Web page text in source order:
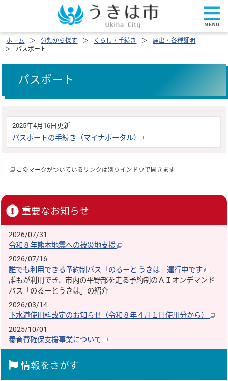
ホーム 分類から探す くらし・手続き
届出・各種証明
パスポート
パスポート
2025年4月16日更新
パスポートの手続き（マイナポータル）
このマークがついているリンクは別ウインドウで開きます
重要なお知らせ
2026/07/31
令和８年熊本地震への被災地支援
2026/07/16
誰でも利用できる予約制バス「のるーと うきは」運行中です
誰もが利用でき、市内の平野部を走る予約制のＡＩオンデマンド
バス「のるーとうきは」の紹介
2026/03/14
下水道使用料改定のお知らせ（令和８年４月１日使用分から）
2025/10/01
養育費確保支援事業について
情報をさがす